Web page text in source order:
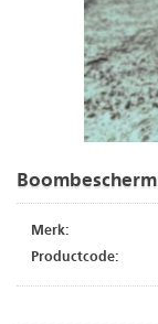
Merk:
Productcode: